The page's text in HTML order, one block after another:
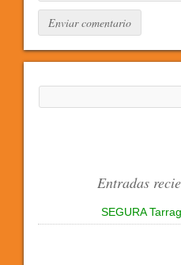
Entradas
SEGURA